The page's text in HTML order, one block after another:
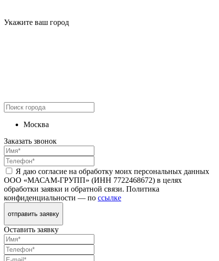
Укажите ваш город
Москва
Заказать звонок
Я даю согласие на обработку моих персональных данных
ООО «МАСАМ-ГРУПП» (ИНН 7722468672) в целях
обработки заявки и обратной связи. Политика
конфиденциальности — по ссылке
отправить заявку
Оставить заявку